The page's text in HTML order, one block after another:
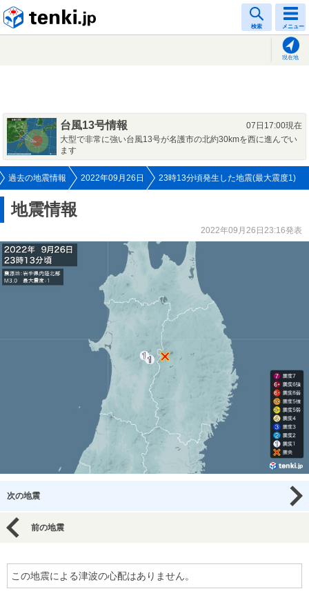
検索 メニュー
現在地
台風13号情報
07日17:00現在
大型で非常に強い台風13号が名護市の北約30kmを西に進んでい
ます
過去の地震情報 2022年09月26日 23時13分頃発生した地震(最大震度1)
地震情報
2022年09月26日23:16発表
次の地震
前の地震
この地震による津波の心配はありません。